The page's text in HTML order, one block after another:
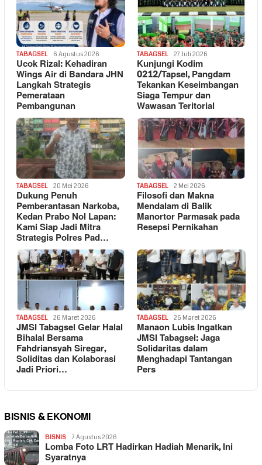
TABAGSEL 6 Agustus 2026
Ucok Rizal: Kehadiran
Wings Air di Bandara JHN
Langkah Strategis
Pemerataan
Pembangunan
TABAGSEL 27 Juli 2026
Kunjungi Kodim
0212/Tapsel, Pangdam
Tekankan Keseimbangan
Siaga Tempur dan
Wawasan Teritorial
TABAGSEL 20 Mei 2026
Dukung Penuh
Pemberantasan Narkoba,
Kedan Prabo Nol Lapan:
Kami Siap Jadi Mitra
Strategis Polres Pad…
TABAGSEL 2 Mei 2026
Filosofi dan Makna
Mendalam di Balik
Manortor Parmasak pada
Resepsi Pernikahan
TABAGSEL 26 Maret 2026
JMSI Tabagsel Gelar Halal
Bihalal Bersama
Fahdriansyah Siregar,
Soliditas dan Kolaborasi
Jadi Priori…
TABAGSEL 26 Maret 2026
Manaon Lubis Ingatkan
JMSI Tabagsel: Jaga
Solidaritas dalam
Menghadapi Tantangan
Pers
BISNIS & EKONOMI
BISNIS 7 Agustus 2026
Lomba Foto LRT Hadirkan Hadiah Menarik, Ini
Syaratnya